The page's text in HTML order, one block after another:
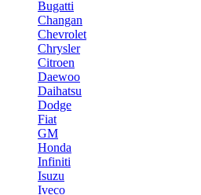
Bugatti
Changan
Chevrolet
Chrysler
Citroen
Daewoo
Daihatsu
Dodge
Fiat
GM
Honda
Infiniti
Isuzu
Iveco